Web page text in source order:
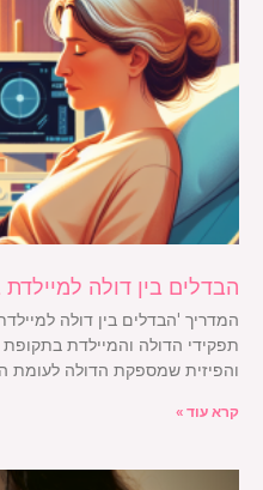
הבדלים בין דולה למיילדת
המדריך 'הבדלים בין דולה
תפקידי הדולה והמיילדת
והפיזית שמספקת הדולה לעומת
קרא עוד »